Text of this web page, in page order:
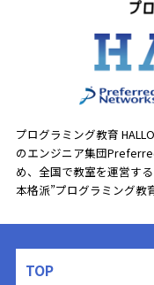
プログラミング教育
のエンジニア集団
め、全国で教室を運営す
本格派”プログラミング教
TOP